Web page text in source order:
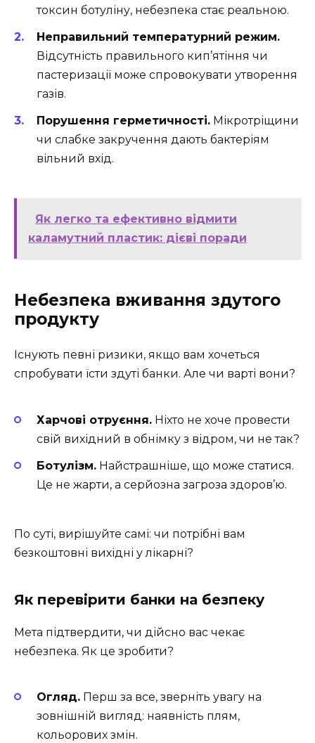
токсин ботуліну, небезпека стає реальною.
Неправильний температурний режим.
Відсутність правильного кип’ятіння чи
пастеризації може спровокувати утворення
газів.
Порушення герметичності. Мікротріщини
чи слабке закручення дають бактеріям
вільний вхід.
Як легко та ефективно відмити
каламутний пластик: дієві поради
Небезпека вживання здутого
продукту
Існують певні ризики, якщо вам хочеться
спробувати їсти здуті банки. Але чи варті вони?
Харчові отруєння. Ніхто не хоче провести
свій вихідний в обнімку з відром, чи не так?
Ботулізм. Найстрашніше, що може статися.
Це не жарти, а серйозна загроза здоров’ю.
По суті, вирішуйте самі: чи потрібні вам
безкоштовні вихідні у лікарні?
Як перевірити банки на безпеку
Мета підтвердити, чи дійсно вас чекає
небезпека. Як це зробити?
Огляд. Перш за все, зверніть увагу на
зовнішній вигляд: наявність плям,
кольорових змін.